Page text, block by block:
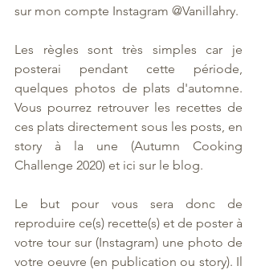
sur mon compte Instagram @Vanillahry.
Les règles sont très simples car je
posterai pendant cette période,
quelques photos de plats d'automne.
Vous pourrez retrouver les recettes de
ces plats directement sous les posts, en
story à la une (Autumn Cooking
Challenge 2020) et ici sur le blog.
Le but pour vous sera donc de
reproduire ce(s) recette(s) et de poster à
votre tour sur (Instagram) une photo de
votre oeuvre (en publication ou story). Il